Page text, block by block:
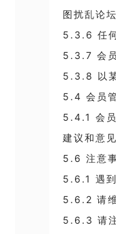
图扰乱论
5.3.6 任
5.3.7 会
5.3.8 以
5.4 会员
5.4.1 会
建议和意
5.6 注意
5.6.1 遇
5.6.2 请
5.6.3 请